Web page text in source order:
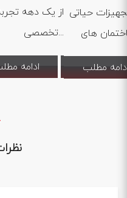
از یک دهه
تخصصی...
ادامه
حیاتی
مطلب